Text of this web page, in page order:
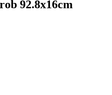
92.8x16cm